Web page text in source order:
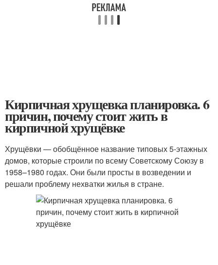
Кирпичная хрущевка планировка. 6
причин, почему стоит жить в
кирпичной хрущёвке
Хрущёвки — обобщённое название типовых 5-этажных
домов, которые строили по всему Советскому Союзу в
1958–1980 годах. Они были просты в возведении и
решали проблему нехватки жилья в стране.